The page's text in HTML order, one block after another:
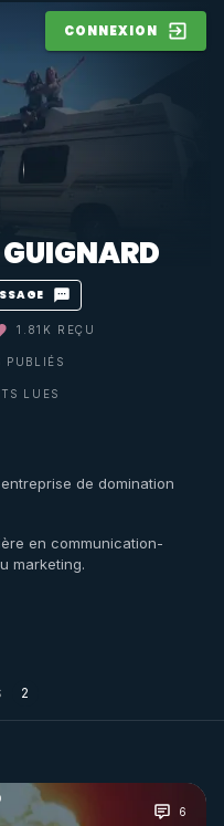
CONNEXION
1.81K REÇU
PUBLIÉS
LUES
de domination
en communication-
marketing.
2
6